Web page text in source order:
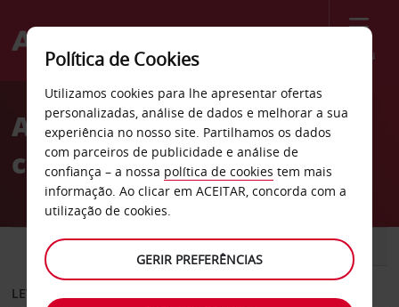
Menu
Welcome
AvisAluguer de
carros Duncanville
CARRO COMERCIAIS
LEVANTAR EM
Política de Cookies
Utilizamos cookies para lhe apresentar ofertas
personalizadas, análise de dados e melhorar a sua
experiência no nosso site. Partilhamos os dados
com parceiros de publicidade e análise de
confiança – a nossa política de cookies tem mais
informação. Ao clicar em ACEITAR, concorda com a
utilização de cookies.
GERIR PREFERÊNCIAS